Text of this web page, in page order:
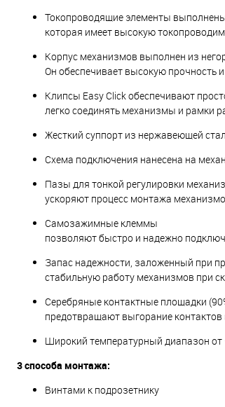
Токопроводящие элементы
которая имеет высокую
Корпус механизмов выполнен из
Он обеспечивает высокую прочность
Клипсы Easy Click обеспечивают
легко соединять механизмы и рамки
Жесткий суппорт из нержавеющей
Схема подключения нанесена на
Пазы для тонкой регулировки
ускоряют процесс монтажа
Самозажимные клеммы
позволяют быстро и надежно
Запас надежности, заложенный при
стабильную работу механизмов при
Серебряные контактные площадки
предотвращают выгорание
Широкий температурный диапазон от
3 способа монтажа:
Винтами к подрозетнику